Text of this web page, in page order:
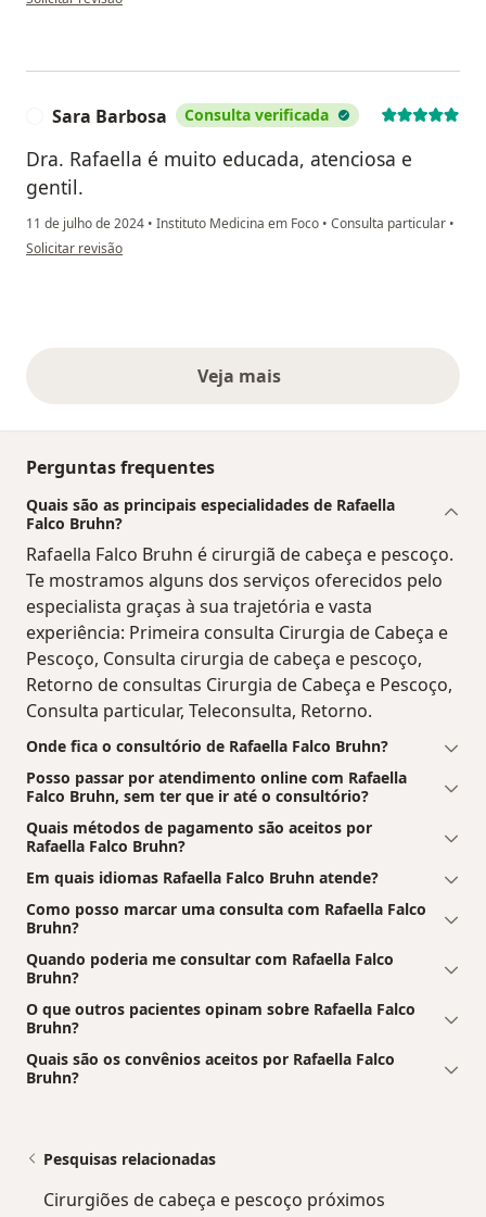
Sara Barbosa Consulta verificada
Dra. Rafaella é muito educada, atenciosa e
gentil.
11 de julho de 2024 • Instituto Medicina em Foco • Consulta particular •
na opinião do utilizador Sara Barbosa
Solicitar revisão
Veja maisopiniões acima
Perguntas frequentes
Quais são as principais especialidades de Rafaella
Falco Bruhn?
Rafaella Falco Bruhn é cirurgiã de cabeça e pescoço.
Te mostramos alguns dos serviços oferecidos pelo
especialista graças à sua trajetória e vasta
experiência: Primeira consulta Cirurgia de Cabeça e
Pescoço, Consulta cirurgia de cabeça e pescoço,
Retorno de consultas Cirurgia de Cabeça e Pescoço,
Consulta particular, Teleconsulta, Retorno.
Onde fica o consultório de Rafaella Falco Bruhn?
Posso passar por atendimento online com Rafaella
Falco Bruhn, sem ter que ir até o consultório?
Quais métodos de pagamento são aceitos por
Rafaella Falco Bruhn?
Em quais idiomas Rafaella Falco Bruhn atende?
Como posso marcar uma consulta com Rafaella Falco
Bruhn?
Quando poderia me consultar com Rafaella Falco
Bruhn?
O que outros pacientes opinam sobre Rafaella Falco
Bruhn?
Quais são os convênios aceitos por Rafaella Falco
Bruhn?
Pesquisas relacionadas
Cirurgiões de cabeça e pescoço próximos